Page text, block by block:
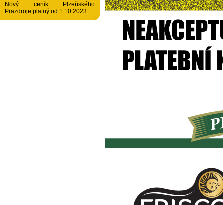
Nový ceník Plzeňského
Prazdroje platný od 1.10.2023